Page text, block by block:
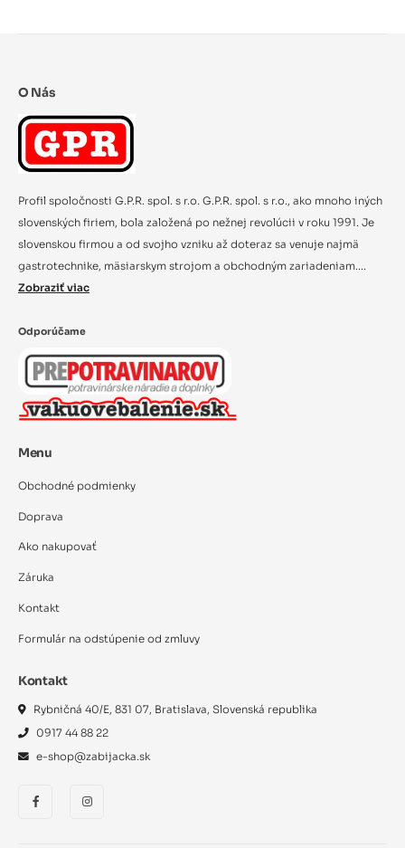
O Nás
Profil spoločnosti G.P.R. spol. s r.o. G.P.R. spol. s r.o., ako mnoho iných
slovenských firiem, bola založená po nežnej revolúcii v roku 1991. Je
slovenskou firmou a od svojho vzniku až doteraz sa venuje najmä
gastrotechnike, mäsiarskym strojom a obchodným zariadeniam....
Zobraziť viac
Odporúčame
Menu
Obchodné podmienky
Doprava
Ako nakupovať
Záruka
Kontakt
Formulár na odstúpenie od zmluvy
Kontakt
Rybničná 40/E, 831 07, Bratislava, Slovenská republika
0917 44 88 22
e-shop@zabijacka.sk